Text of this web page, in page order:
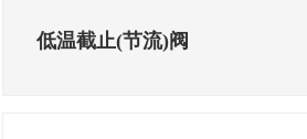
低温截止(节流)阀